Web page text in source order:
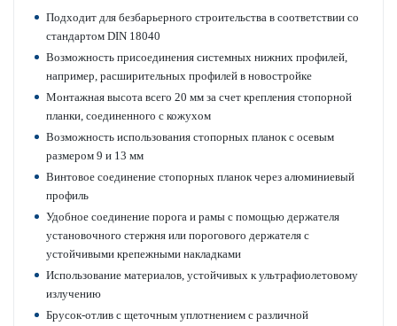
Подходит для безба­рьерного строительства в соотв­е­тствии со
стандартом DIN 18040
Возможность присо­единения сис­темных нижних профилей,
например, расширительных профилей в новостройке
Монтажная высота всего 20 мм за счет креп­ления стопорной
планки, соединенного с кожухом
Возможность исполь­зования стопорных планок с осевым
размером 9 и 13 мм
Винтовое соединение стопорных планок через алюминиевый
профиль
Удобное соединение порога и рамы с помощью держателя
установочного стержня или пор­огового держателя с
устойчивыми крепежными наклад­ками
Исполь­зование матер­иалов, устойчивых к ультрафио­л­ет­овому
излучению
Брусок-отлив с щет­очным уплотнением с различной